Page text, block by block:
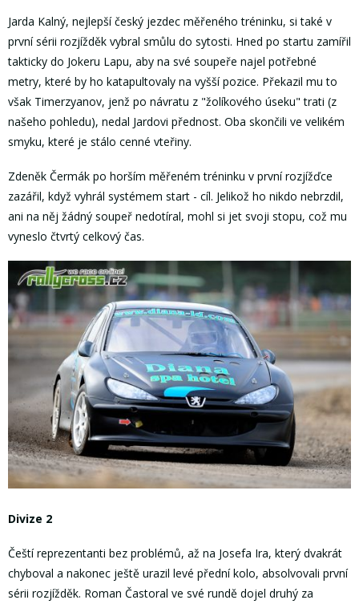
Jarda Kalný, nejlepší český jezdec měřeného tréninku, si také v
první sérii rozjížděk vybral smůlu do sytosti. Hned po startu zamířil
takticky do Jokeru Lapu, aby na své soupeře najel potřebné
metry, které by ho katapultovaly na vyšší pozice. Překazil mu to
však Timerzyanov, jenž po návratu z "žolíkového úseku" trati (z
našeho pohledu), nedal Jardovi přednost. Oba skončili ve velikém
smyku, které je stálo cenné vteřiny.
Zdeněk Čermák po horším měřeném tréninku v první rozjížďce
zazářil, když vyhrál systémem start - cíl. Jelikož ho nikdo nebrzdil,
ani na něj žádný soupeř nedotíral, mohl si jet svoji stopu, což mu
vyneslo čtvrtý celkový čas.
Divize 2
Čeští reprezentanti bez problémů, až na Josefa Ira, který dvakrát
chyboval a nakonec ještě urazil levé přední kolo, absolvovali první
sérii rozjížděk. Roman Častoral ve své rundě dojel druhý za